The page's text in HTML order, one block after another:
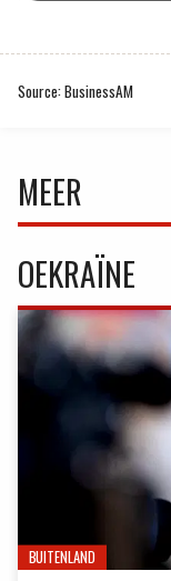
Source: BusinessAM
MEER
OEKRAÏNE
BUITENLAND